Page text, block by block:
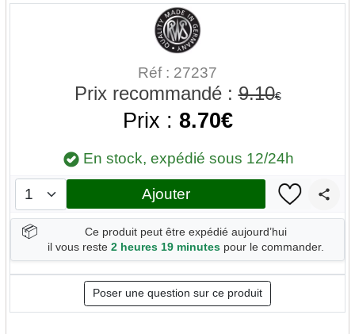
Réf : 27237
Prix recommandé :9.10€
Prix : 8.70€
En stock, expédié sous 12/24h
Ajouter
📦
Ce produit peut être expédié aujourd’hui
il vous reste 2 heures 19 minutes pour le commander.
Poser une question sur ce produit